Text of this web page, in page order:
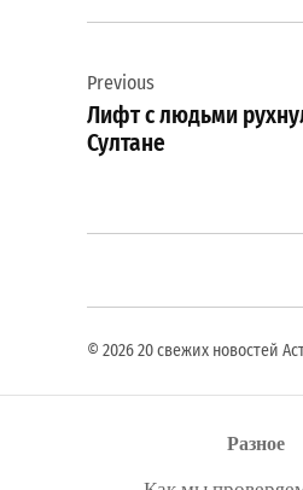
по
записям
Previous
Лифт с людьми
Султане
© 2026 20 свежих новостей
Разное